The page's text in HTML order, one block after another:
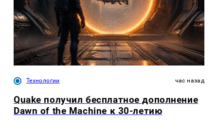
Технологии час назад
Quake получил бесплатное дополнение
Dawn of the Machine к 30-летию